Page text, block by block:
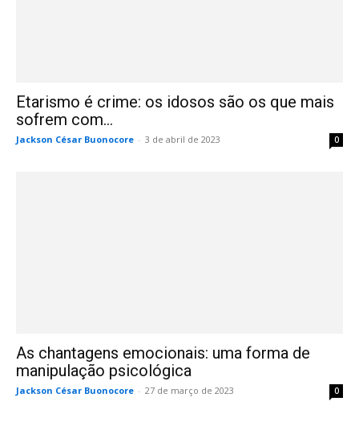
Etarismo é crime: os idosos são os que mais
sofrem com...
Jackson César Buonocore - 3 de abril de 2023 0
As chantagens emocionais: uma forma de
manipulação psicológica
Jackson César Buonocore - 27 de março de 2023 0